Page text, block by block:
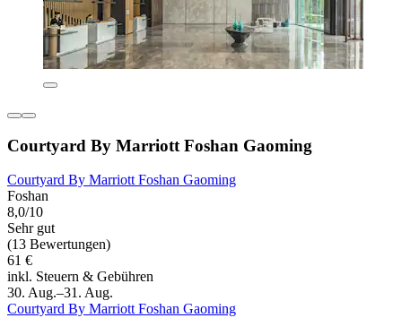
Courtyard By Marriott Foshan Gaoming
Courtyard By Marriott Foshan Gaoming
Foshan
8,0/10
Sehr gut
(13 Bewertungen)
61 €
inkl. Steuern & Gebühren
30. Aug.–31. Aug.
Courtyard By Marriott Foshan Gaoming